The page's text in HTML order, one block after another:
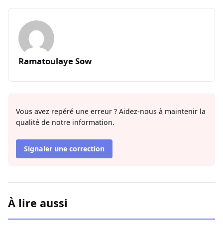
Ramatoulaye Sow
Vous avez repéré une erreur ? Aidez-nous à maintenir la
qualité de notre information.
Signaler une correction
À lire aussi